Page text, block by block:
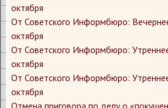
октября
От Советского Информбюро:
октября
От Советского Информбюро:
октября
От Советского Информбюро:
октября
Отмена приговора по делу о